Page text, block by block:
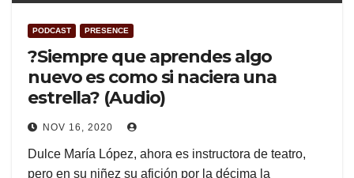
PODCAST PRESENCE
?Siempre que aprendes algo
nuevo es como si naciera una
estrella? (Audio)
NOV 16, 2020
Dulce María López, ahora es instructora de teatro,
pero en su niñez su afición por la décima la